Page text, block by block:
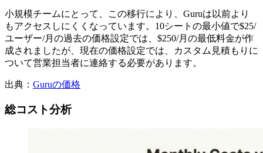
小規模チームにとって、この移行により、Guruは以前より
もアクセスしにくくなっています。10シートの最小値で$25/
ユーザー/月の過去の価格設定では、$250/月の最低料金が作
成されましたが、現在の価格設定では、カスタム見積もりに
ついて営業担当者に連絡する必要があります。
出典： Guruの価格
総コスト分析